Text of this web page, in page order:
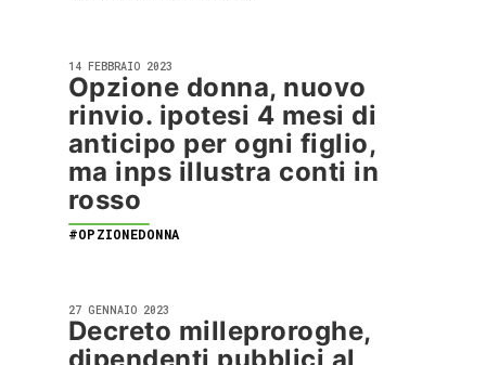
14 FEBBRAIO 2023
Opzione donna, nuovo
rinvio. ipotesi 4 mesi di
anticipo per ogni figlio,
ma inps illustra conti in
rosso
#OPZIONEDONNA
27 GENNAIO 2023
Decreto milleproroghe,